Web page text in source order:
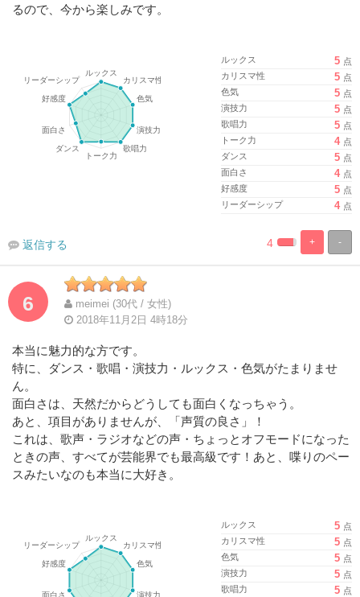
るので、今から楽しみです。
ルックス 5 点
カリスマ性
5 点
色気
5 点
演技力
5 点
歌唱力
5 点
トーク力
4 点
ダンス
5 点
面白さ
4 点
好感度
5 点
リーダーシップ
4 点
-
+
%100%
4
返信する
6
meimei (30代 / 女性)
2018年11月2日 4時18分
本当に魅力的な方です。
特に、ダンス・歌唱・演技力・ルックス・色気がたまりませ
ん。
面白さは、天然だからどうしても面白くなっちゃう。
あと、項目がありませんが、「声質の良さ」！
これは、歌声・ラジオなどの声・ちょっとオフモードになった
ときの声、すべてが芸能界でも最高級です！あと、喋りのペー
スみたいなのも本当に大好き。
ルックス 5 点
カリスマ性
5 点
色気
5 点
演技力
5 点
歌唱力
5 点